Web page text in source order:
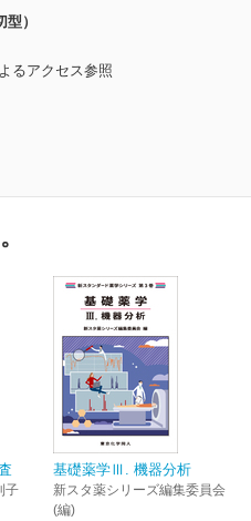
）
るアクセス参照
子
基礎薬学Ⅲ. 機器分析
新スタ薬シリーズ編集委員会
(編)